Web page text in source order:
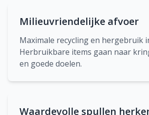
Milieuvriendelijke afvoer
Maximale recycling en hergebruik
Herbruikbare items gaan naar
en goede doelen.
Waardevolle spullen